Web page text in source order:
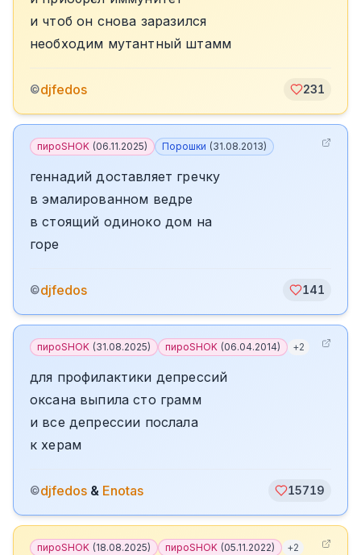
и чтоб он снова заразился
необходим мутантный штамм
©djfedos 231
пироSHOK (06.11.2025) Порошки (31.08.2013)
геннадий доставляет гречку
в эмалированном ведре
в стоящий одиноко дом на
горе
©djfedos 141
пироSHOK (31.08.2025) пироSHOK (06.04.2014) +2
для профилактики депрессий
оксана выпила сто грамм
и все депрессии послала
к херам
©djfedos & Enotas 15719
пироSHOK (18.08.2025) пироSHOK (05.11.2022) +2